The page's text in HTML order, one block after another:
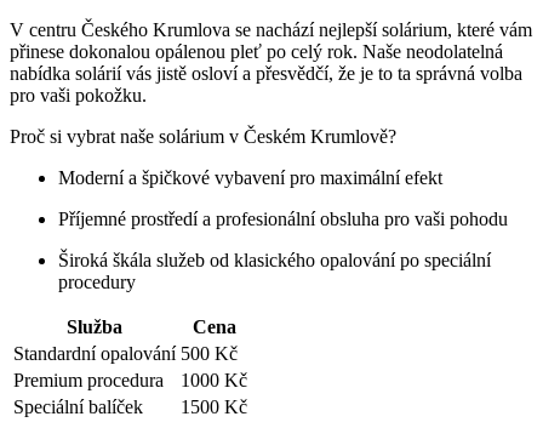
V centru Českého Krumlova se nachází⁤ nejlepší solárium, které vám⁣
přinese dokonalou opálenou pleť po​ celý rok. Naše ‍neodolatelná
nabídka⁢ solárií vás jistě osloví a přesvědčí, že je to ⁢ta⁣ správná ⁢volba
pro vaši pokožku.
Proč si vybrat‌ naše solárium v Českém Krumlově?
Moderní a⁤ špičkové vybavení ‌pro​ maximální efekt
Příjemné prostředí a profesionální⁢ obsluha⁢ pro vaši⁢ pohodu
Široká škála služeb od ‌klasického opalování po⁤ speciální
procedury
Služba
Cena
Standardní‌ opalování 500 ⁢Kč
Premium procedura
1000 Kč
Speciální balíček
1500 Kč